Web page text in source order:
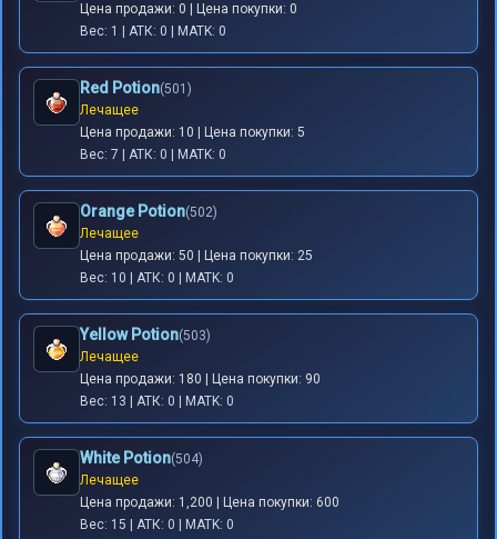
Цена продажи: 0 | Цена покупки: 0
Вес: 1 | АТК: 0 | MATK: 0
Red Potion(501)
Лечащее
Цена продажи: 10 | Цена покупки: 5
Вес: 7 | АТК: 0 | MATK: 0
Orange Potion(502)
Лечащее
Цена продажи: 50 | Цена покупки: 25
Вес: 10 | АТК: 0 | MATK: 0
Yellow Potion(503)
Лечащее
Цена продажи: 180 | Цена покупки: 90
Вес: 13 | АТК: 0 | MATK: 0
White Potion(504)
Лечащее
Цена продажи: 1,200 | Цена покупки: 600
Вес: 15 | АТК: 0 | MATK: 0